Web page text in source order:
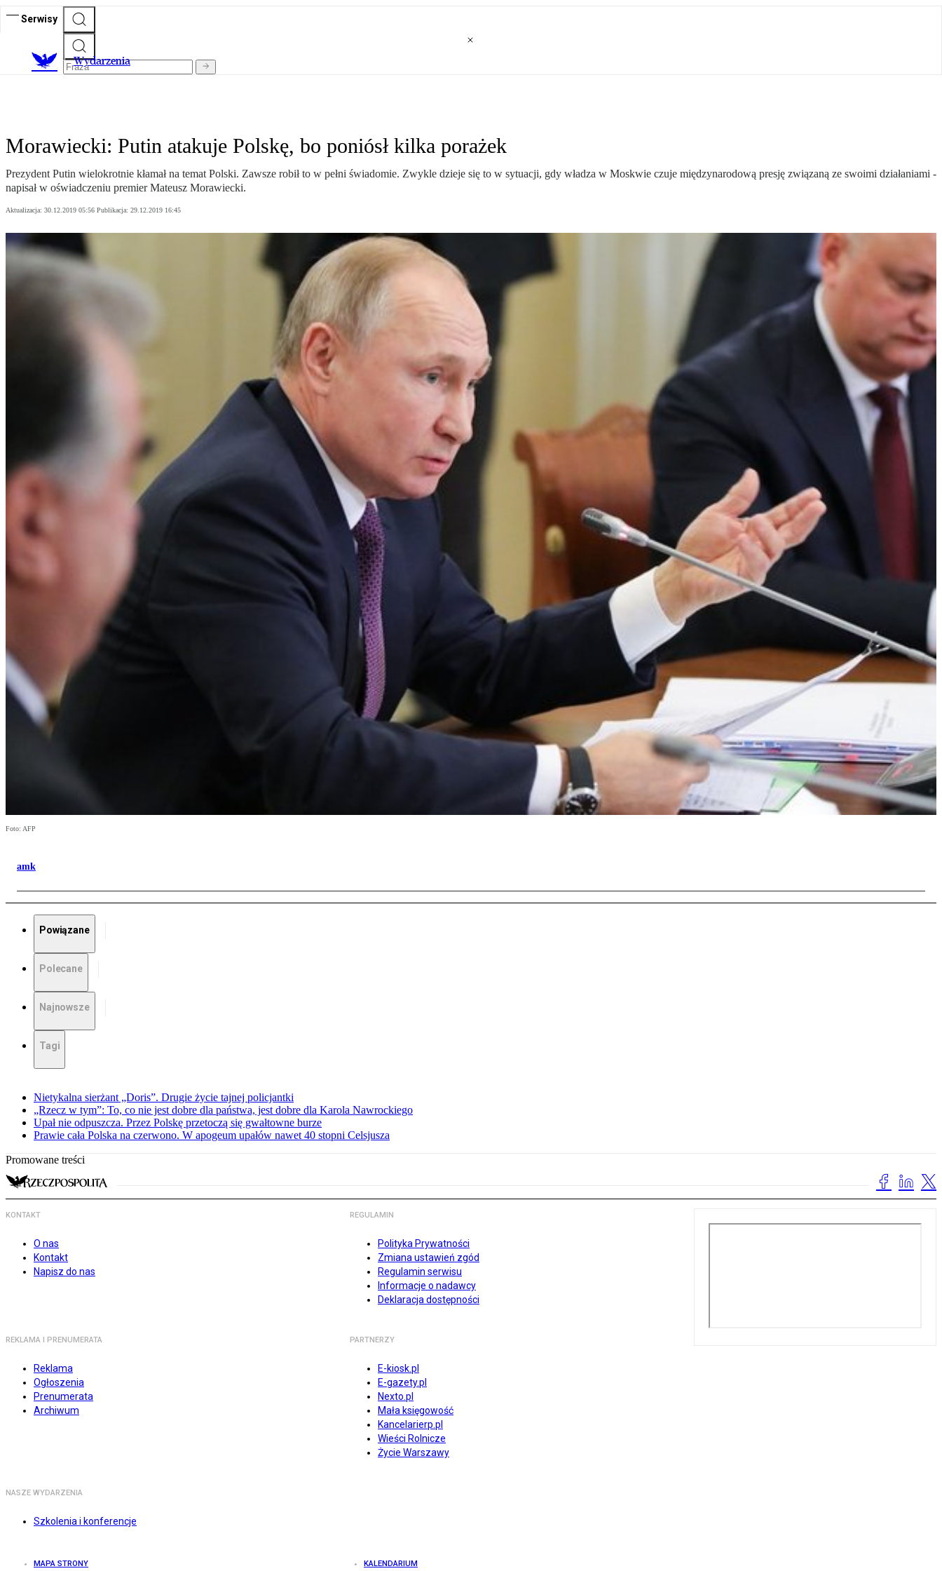
Serwisy
Wydarzenia
Morawiecki: Putin atakuje Polskę, bo poniósł kilka porażek
Prezydent Putin wielokrotnie kłamał na temat Polski. Zawsze robił to w pełni świadomie. Zwykle dzieje się to w sytuacji, gdy władza w Moskwie czuje międzynarodową presję związaną ze swoimi działaniami -
napisał w oświadczeniu premier Mateusz Morawiecki.
Aktualizacja: 30.12.2019 05:56 Publikacja: 29.12.2019 16:45
Foto: AFP
amk
Powiązane
Polecane
Najnowsze
Tagi
Nietykalna sierżant „Doris”. Drugie życie tajnej policjantki
„Rzecz w tym”: To, co nie jest dobre dla państwa, jest dobre dla Karola Nawrockiego
Upał nie odpuszcza. Przez Polskę przetoczą się gwałtowne burze
Prawie cała Polska na czerwono. W apogeum upałów nawet 40 stopni Celsjusza
Promowane treści
KONTAKT
O nas
Kontakt
Napisz do nas
REGULAMIN
Polityka Prywatności
Zmiana ustawień zgód
Regulamin serwisu
Informacje o nadawcy
Deklaracja dostępności
REKLAMA I PRENUMERATA
Reklama
Ogłoszenia
Prenumerata
Archiwum
PARTNERZY
E-kiosk.pl
E-gazety.pl
Nexto.pl
Mała księgowość
Kancelarierp.pl
Wieści Rolnicze
Życie Warszawy
NASZE WYDARZENIA
Szkolenia i konferencje
MAPA STRONY KALENDARIUM